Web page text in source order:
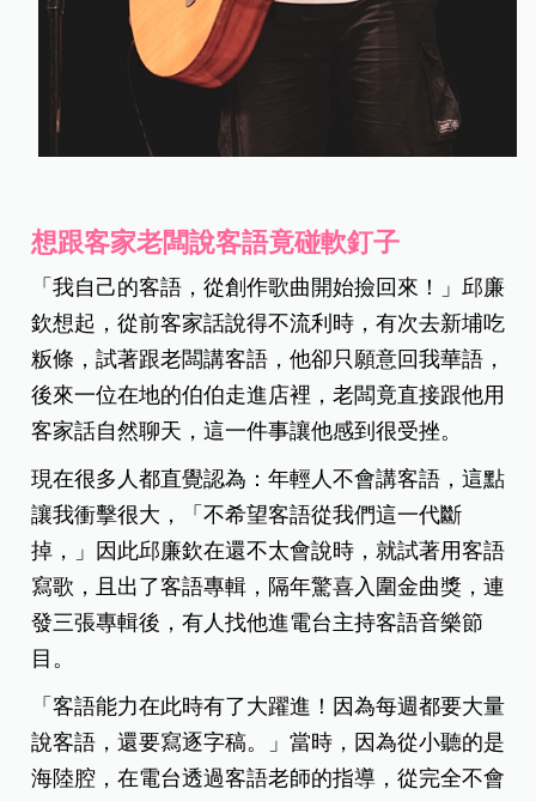
想跟客家老闆說客語竟碰軟釘子
「我自己的客語，從創作歌曲開始撿回來！」邱廉
欽想起，從前客家話說得不流利時，有次去新埔吃
粄條，試著跟老闆講客語，他卻只願意回我華語，
後來一位在地的伯伯走進店裡，老闆竟直接跟他用
客家話自然聊天，這一件事讓他感到很受挫。
現在很多人都直覺認為：年輕人不會講客語，這點
讓我衝擊很大，「不希望客語從我們這一代斷
掉，」因此邱廉欽在還不太會說時，就試著用客語
寫歌，且出了客語專輯，隔年驚喜入圍金曲獎，連
發三張專輯後，有人找他進電台主持客語音樂節
目。
「客語能力在此時有了大躍進！因為每週都要大量
說客語，還要寫逐字稿。」當時，因為從小聽的是
海陸腔，在電台透過客語老師的指導，從完全不會